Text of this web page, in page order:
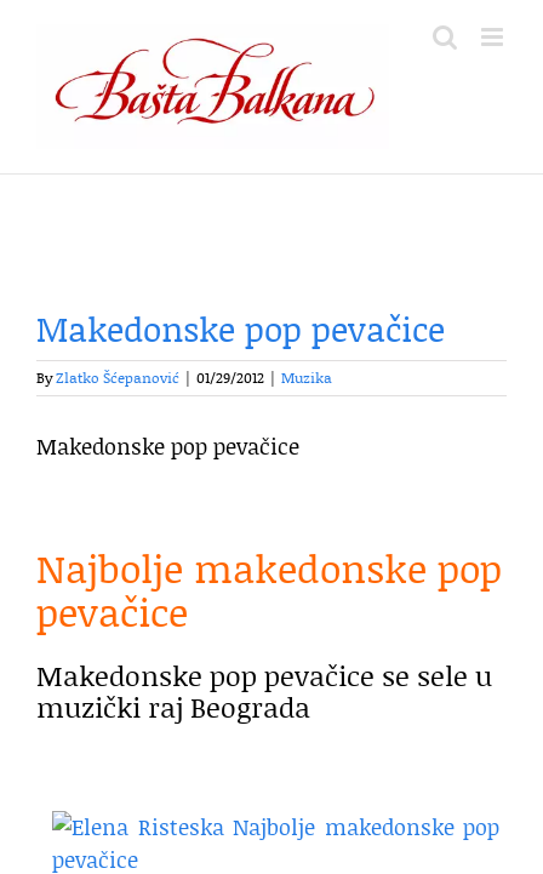
content
Makedonske pop pevačice
ByZlatko Šćepanović 01/29/2012 Muzika
Makedonske pop pevačice
Najbolje makedonske pop
pevačice
Makedonske pop pevačice se sele u
muzički raj Beograda